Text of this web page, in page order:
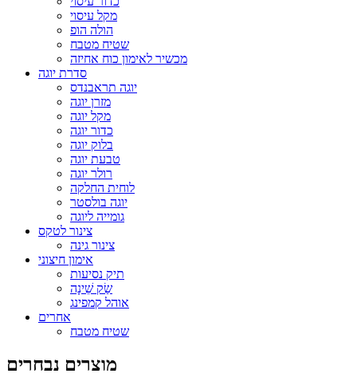
מקל עיסוי
הולה הופ
שטיח מטבח
מכשיר לאימון כוח אחיזה
סדרת יוגה
יוגה תראבנדס
מזרן יוגה
מקל יוגה
כדור יוגה
בלוק יוגה
טבעת יוגה
רולר יוגה
לוחית החלקה
יוגה בולסטר
גומייה ליוגה
צינור לטקס
צינור גינה
אימון חיצוני
תיק נסיעות
שַׂק שֵׁינָה
אוהל קמפינג
אחרים
שטיח מטבח
מוצרים נבחרים